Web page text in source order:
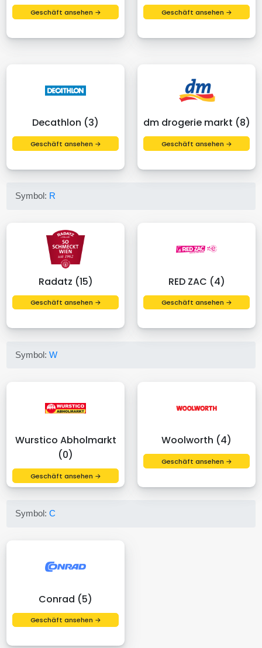
Geschäft ansehen → Geschäft ansehen →
Decathlon (3)
Geschäft ansehen →
dm drogerie markt (8)
Geschäft ansehen →
Symbol: R
Radatz (15)
Geschäft ansehen →
RED ZAC (4)
Geschäft ansehen →
Symbol:W
Wurstico Abholmarkt
(0)
Geschäft ansehen →
Woolworth (4)
Geschäft ansehen →
Symbol:C
Conrad (5)
Geschäft ansehen →